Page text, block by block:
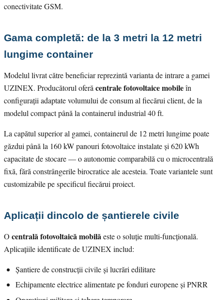
conectivitate GSM.
Gama completă: de la 3 metri la 12 metri
lungime container
Modelul livrat către beneficiar reprezintă varianta de intrare a gamei
UZINEX. Producătorul oferă centrale fotovoltaice mobileîn
configurații adaptate volumului de consum al fiecărui client, de la
modelul compact până la containerul industrial 40 ft.
La capătul superior al gamei, containerul de 12 metri lungime poate
găzdui până la 160 kW panouri fotovoltaice instalate și 620 kWh
capacitate de stocare — o autonomie comparabilă cu o microcentrală
fixă, fără constrângerile birocratice ale acesteia. Toate variantele sunt
customizabile pe specificul fiecărui proiect.
Aplicații dincolo de șantierele civile
O centrală fotovoltaică mobilăeste o soluție multi-funcțională.
Aplicațiile identificate de UZINEX includ:
Șantiere de construcții civile și lucrări edilitare
Echipamente electrice alimentate pe fonduri europene și PNRR